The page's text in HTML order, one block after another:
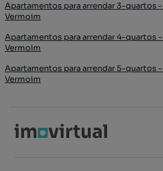
Apartamentos para arrendar 3-quartos
Vermoim
Apartamentos para arrendar 4-quartos
Vermoim
Apartamentos para arrendar 5-quartos
Vermoim